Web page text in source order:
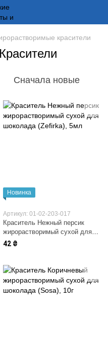
красители
Сначала новые
Новинка
Артикул: 01-02-203-017
Краситель Нежный персик
жирорастворимый сухой для
шоколада (Zefirka)
42 ₴